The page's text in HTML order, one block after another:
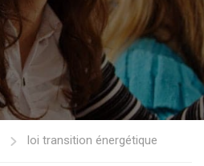
loi transition énergétique